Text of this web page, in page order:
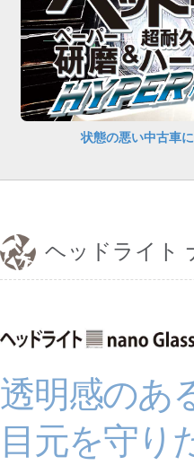
状態の悪い中古車
ヘッドライト
透明感のあ
目元を守り